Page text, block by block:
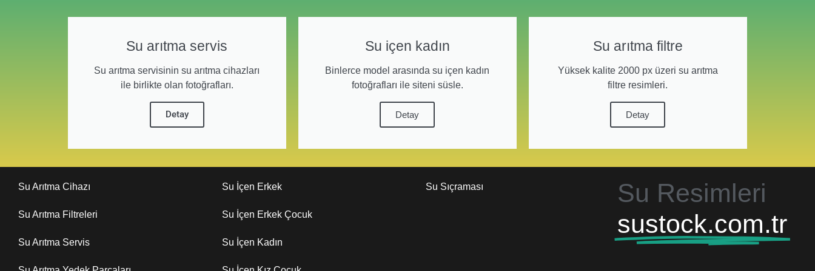
Su arıtma servis
Su arıtma servisinin su arıtma cihazları
ile birlikte olan fotoğrafları.
Detay
Su içen kadın
Binlerce model arasında su içen kadın
fotoğrafları ile siteni süsle.
Detay
Su arıtma filtre
Yüksek kalite 2000 px üzeri su arıtma
filtre resimleri.
Detay
Su Arıtma Cihazı
Su Arıtma Filtreleri
Su Arıtma Servis
Su İçen Erkek
Su İçen Erkek Çocuk
Su İçen Kadın
Su Sıçraması
Su Resimleri
sustock.com.tr